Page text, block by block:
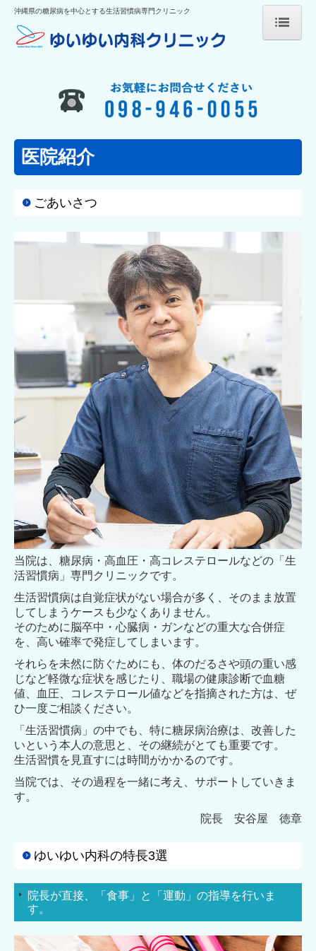
インフルエンザワクチン
発熱等外来
医院紹介
診療日とアクセス
クリニックダイエット外来(自由診療)
院内掲示
沖縄県の糖尿病を中心とする生活習慣病専門クリニック
医院紹介
ごあいさつ
当院は、糖尿病・高血圧・高コレステロールなどの「生
活習慣病」専門クリニックです。
生活習慣病は自覚症状がない場合が多く、そのまま放置
してしまうケースも少なくありません。
そのために脳卒中・心臓病・ガンなどの重大な合併症
を、高い確率で発症してしまいます。
それらを未然に防ぐためにも、体のだるさや頭の重い感
じなど軽微な症状を感じたり、職場の健康診断で血糖
値、血圧、コレステロール値などを指摘された方は、ぜ
ひ一度ご相談ください。
「生活習慣病」の中でも、特に糖尿病治療は、改善した
いという本人の意思と、その継続がとても重要です。
生活習慣を見直すには時間がかかるのです。
当院では、その過程を一緒に考え、サポートしていきま
す。
院長 安谷屋 徳章
ゆいゆい内科の特長3選
院長が直接、「食事」と「運動」の指導を行いま
す。